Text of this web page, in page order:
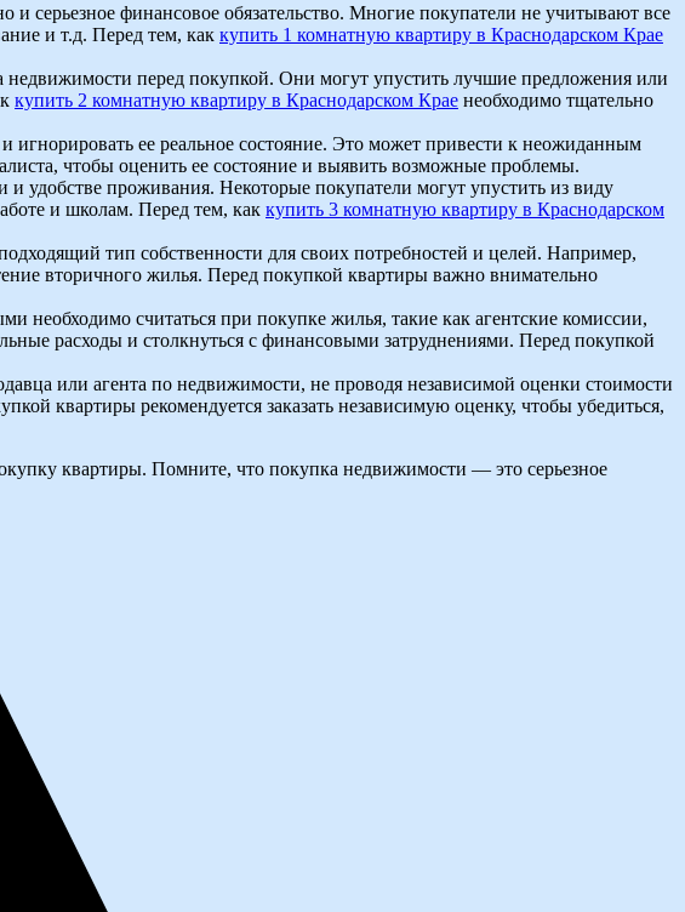
серьезное финансовое обязательство. Многие покупатели не учитывают все
и т.д. Перед тем, как купить 1 комнатную квартиру в Краснодарском Крае
недвижимости перед покупкой. Они могут упустить лучшие предложения или
купить 2 комнатную квартиру в Краснодарском Крае необходимо тщательно
ее реальное состояние. Это может привести к неожиданным
чтобы оценить ее состояние и выявить возможные проблемы.
удобстве проживания. Некоторые покупатели могут упустить из виду
и школам. Перед тем, как купить 3 комнатную квартиру в Краснодарском
тип собственности для своих потребностей и целей. Например,
вторичного жилья. Перед покупкой квартиры важно внимательно
необходимо считаться при покупке жилья, такие как агентские комиссии,
расходы и столкнуться с финансовыми затруднениями. Перед покупкой
или агента по недвижимости, не проводя независимой оценки стоимости
квартиры рекомендуется заказать независимую оценку, чтобы убедиться,
квартиры. Помните, что покупка недвижимости — это серьезное